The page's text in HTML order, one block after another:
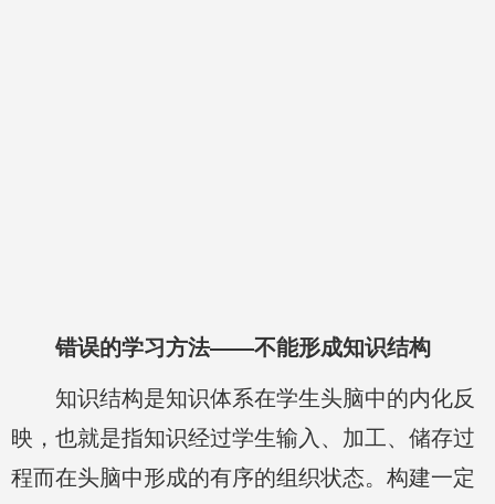
错误的学习方法——不能形成知识结构
知识结构是知识体系在学生头脑中的内化反
映，也就是指知识经过学生输入、加工、储存过
程而在头脑中形成的有序的组织状态。构建一定